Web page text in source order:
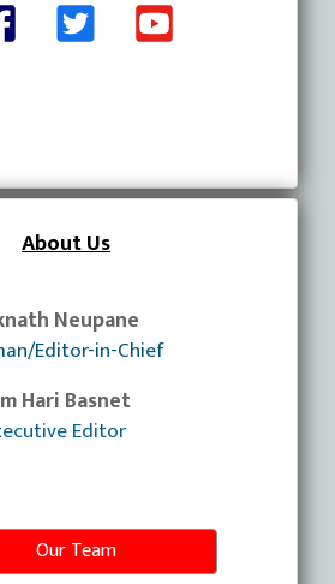
About Us
Neupane
Editor-in-Chief
Hari Basnet
Editor
Our Team